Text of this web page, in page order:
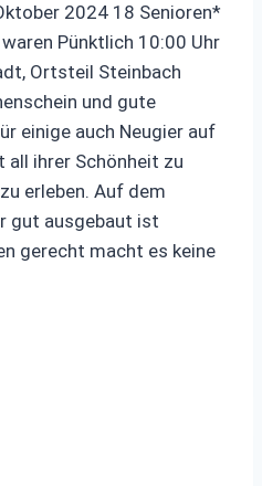
2024 18 Senioren*
Pünktlich 10:00 Uhr
Ortsteil Steinbach
und gute
einige auch Neugier auf
ihrer Schönheit zu
erleben. Auf dem
gut ausgebaut ist
gerecht macht es keine